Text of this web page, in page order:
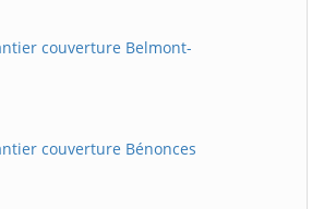
couverture Belmont-
couverture Bénonces